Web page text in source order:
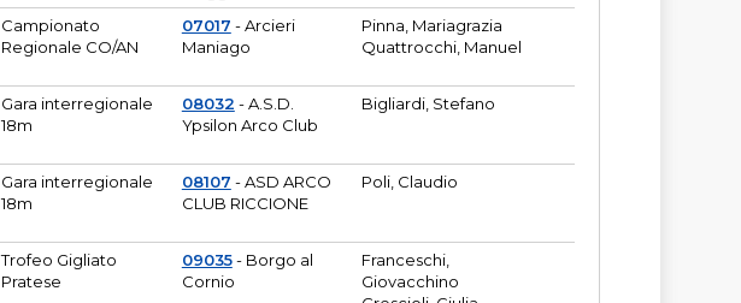
Campionato
Regionale CO/AN
07017 - Arcieri
Maniago
Pinna, Mariagrazia
Quattrocchi, Manuel
Gara interregionale
18m
08032 - A.S.D.
Ypsilon Arco Club
Bigliardi, Stefano
Gara interregionale
18m
08107 - ASD ARCO
CLUB RICCIONE
Poli, Claudio
Trofeo Gigliato
Pratese
09035- Borgo al
Cornio
Franceschi,
Giovacchino